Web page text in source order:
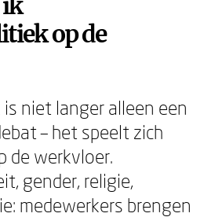
op de
niet langer alleen een
– het speelt zich
de werkvloer.
gender, religie,
medewerkers brengen